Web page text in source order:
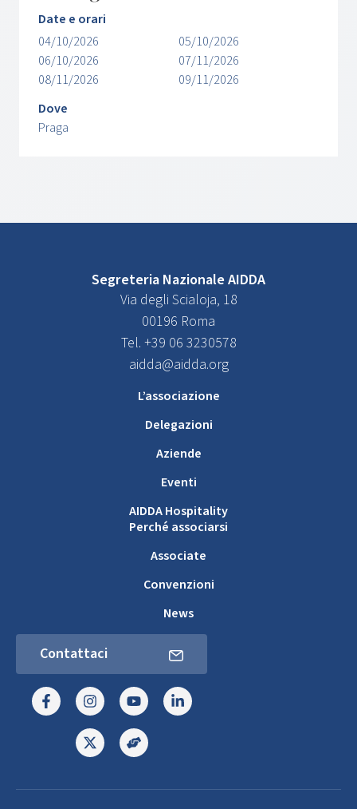
Date e orari
04/10/2026
05/10/2026
06/10/2026
07/11/2026
08/11/2026
09/11/2026
Dove
Praga
Segreteria Nazionale AIDDA
Via degli Scialoja, 18
00196 Roma
Tel. +39 06 3230578
aidda@aidda.org
L’associazione
Delegazioni
Aziende
Eventi
AIDDA Hospitality
Perché associarsi
Associate
Convenzioni
News
Contattaci